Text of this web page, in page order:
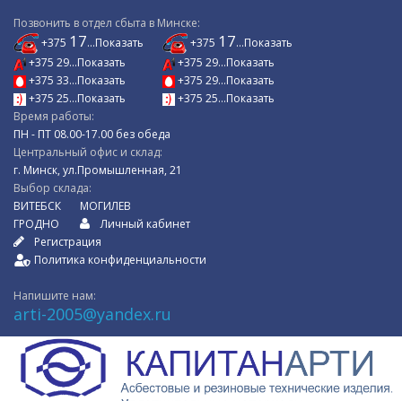
Позвонить в отдел сбыта в Минске:
+375 17...Показать
+375 29...Показать
+375 33...Показать
+375 25...Показать
+375 17...Показать
+375 29...Показать
+375 29...Показать
+375 25...Показать
Время работы:
ПН - ПТ 08.00-17.00 без обеда
Центральный офис и склад:
г. Минск, ул.Промышленная, 21
Выбор склада:
ВИТЕБСК
ГРОДНО
МОГИЛЕВ
Личный кабинет
Регистрация
Политика конфиденциальности
Напишите нам:
arti-2005@yandex.ru